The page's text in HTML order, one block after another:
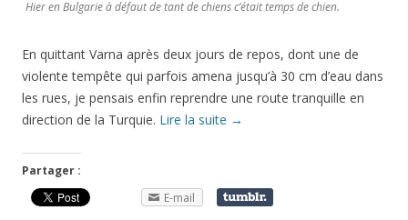
Hier en Bulgarie à défaut de tant de chiens c’était temps de chien.
En quittant Varna après deux jours de repos, dont une de
violente tempête qui parfois amena jusqu’à 30 cm d’eau dans
les rues, je pensais enfin reprendre une route tranquille en
direction de la Turquie. Lire la suite →
Partager :
E-mail